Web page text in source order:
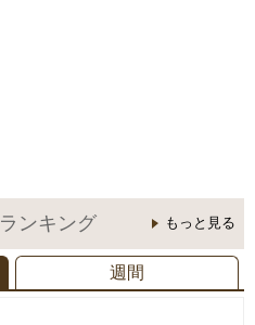
ランキング もっと見る
週間